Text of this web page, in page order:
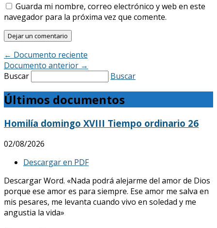
Guarda mi nombre, correo electrónico y web en este
navegador para la próxima vez que comente.
← Documento reciente
Documento anterior →
Buscar
Buscar
Últimos documentos
Homilía domingo XVIII Tiempo ordinario 26
02/08/2026
Descargar en PDF
Descargar Word. «Nada podrá alejarme del amor de Dios
porque ese amor es para siempre. Ese amor me salva en
mis pesares, me levanta cuando vivo en soledad y me
angustia la vida»